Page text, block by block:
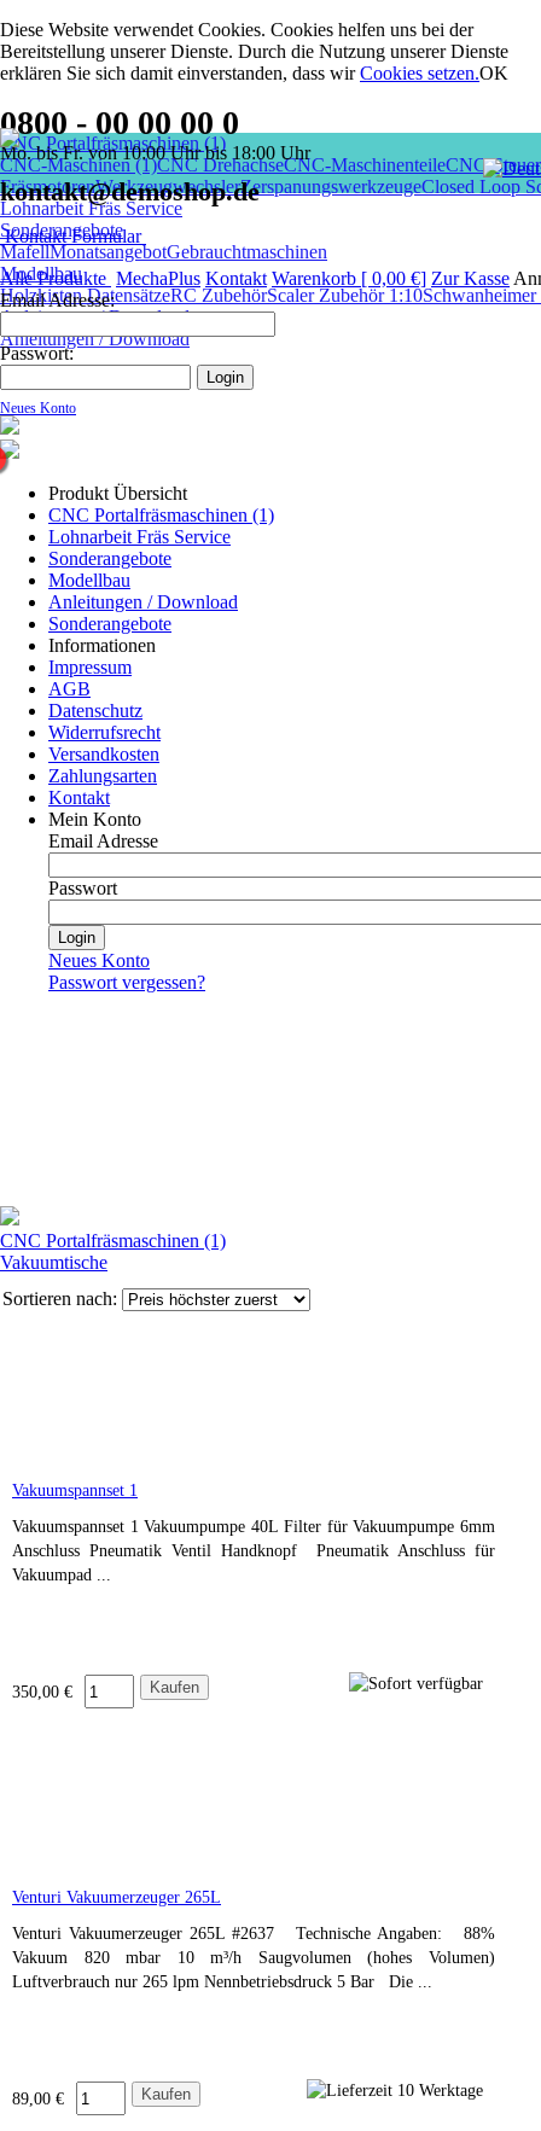
Diese Website verwendet Cookies. Cookies helfen uns bei der
Bereitstellung unserer Dienste. Durch die Nutzung unserer Dienste
erklären Sie sich damit einverstanden, dass wirCookies setzen.OK
CNC Portalfräsmaschinen (1)
CNC-Maschinen (1)CNC DrehachseCNC-MaschinenteileCNC-
FräsmotorenWerkzeugwechslerZerspanungswerkzeugeClosed Loop
Lohnarbeit Fräs Service
Sonderangebote
MafellMonatsangebotGebrauchtmaschinen
Modellbau
Holzkisten DatensätzeRC ZubehörScaler Zubehör 1:10
Anleitungen / Download
Anleitungen / Download
0800 - 00 00 00 0
Mo. bis Fr. von 10:00 Uhr bis 18:00 Uhr
kontakt@demoshop.de
Kontakt Formular
Alle Produkte MechaPlus Kontakt Warenkorb [ 0,00 €] Zur Kasse
Email Adresse:
Passwort:
Neues Konto
Produkt Übersicht
CNC Portalfräsmaschinen (1)
Lohnarbeit Fräs Service
Sonderangebote
Modellbau
Anleitungen / Download
Sonderangebote
Informationen
Impressum
AGB
Datenschutz
Widerrufsrecht
Versandkosten
Zahlungsarten
Kontakt
Mein Konto
Email Adresse
Passwort
Neues Konto
Passwort vergessen?
CNC Portalfräsmaschinen (1)
Vakuumtische
Sortieren nach:
Vakuumspannset 1
Vakuumspannset 1 Vakuumpumpe 40L Filter für Vakuumpumpe 6mm
Anschluss Pneumatik Ventil Handknopf Pneumatik Anschluss für
Vakuumpad ...
350,00 €
Venturi Vakuumerzeuger 265L
Venturi Vakuumerzeuger 265L #2637 Technische Angaben: 88%
Vakuum 820 mbar 10 m³/h Saugvolumen (hohes Volumen)
Luftverbrauch nur 265 lpm Nennbetriebsdruck 5 Bar Die ...
89,00 €